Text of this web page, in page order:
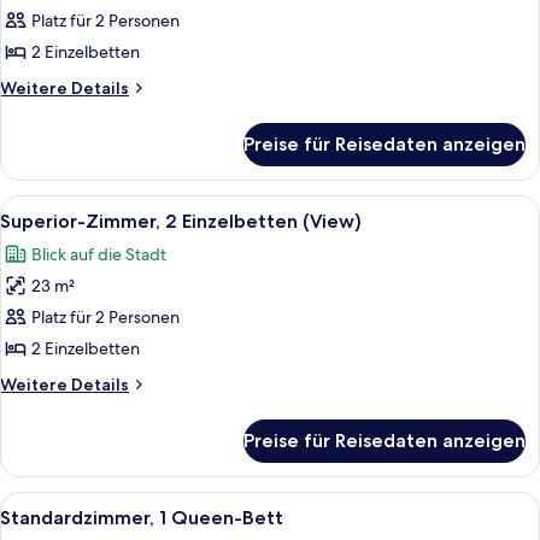
Standardzimmer,
2 Einzelbetten
anzeigen
Platz für 2 Personen
2 Einzelbetten
Weitere Details
Weitere
2 Einzelbetten
Preise für Reisedaten anzeigen
Alle
Fotos
für
Superior-
Zimmer,
2 Einzelbetten
(View)
anzeigen
Ein Hotelzimmer mit zwei Betten,
5
Superior-Zimmer, 2 Einzelbetten (View)
Blick auf die Stadt
23 m²
Platz für 2 Personen
2 Einzelbetten
Weitere Details
Weitere
Zimmer,
2 Einzelbetten
(View)
Preise für Reisedaten anzeigen
Alle
Fotos
7
Standardzimmer, 1 Queen-Bett